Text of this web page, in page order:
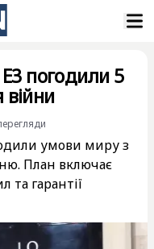
погодили 5
умови миру з
План включає
та гарантії